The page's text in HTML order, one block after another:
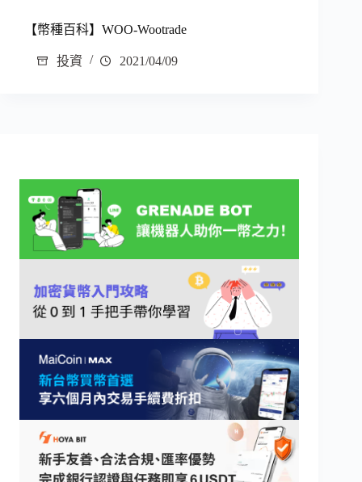
【幣種百科】WOO-Wootrade
投資 2021/04/09